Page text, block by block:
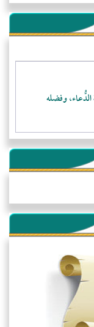
الدُّعاء، وفضله